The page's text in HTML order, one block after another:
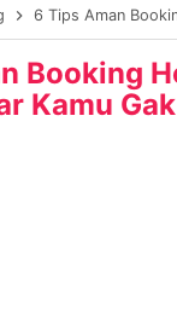
6 Tips Aman Booking Hotel
Booking
Kamu